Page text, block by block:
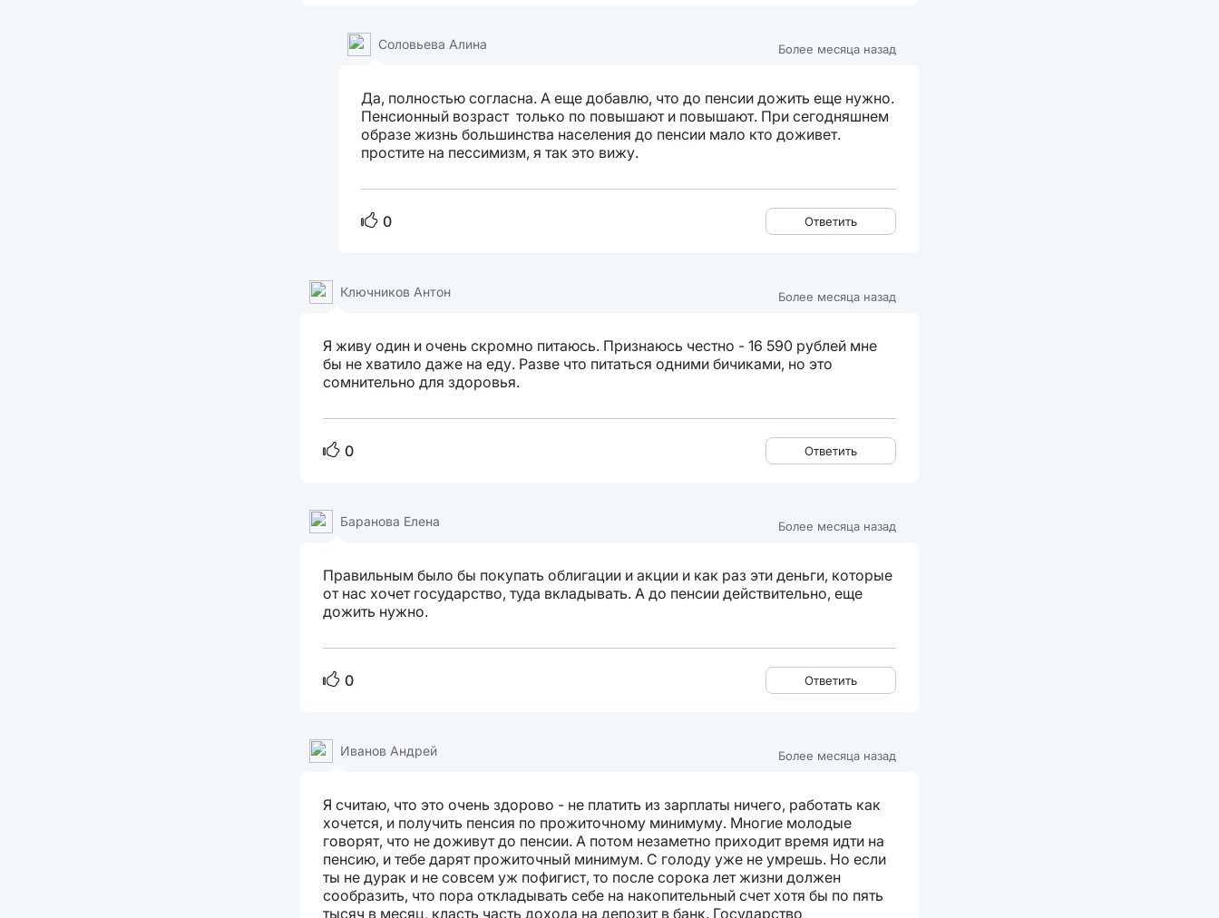
Более месяца назад
Соловьева Алина
Да, полностью согласна. А еще добавлю, что до пенсии дожить еще нужно.
Пенсионный возраст только по повышают и повышают. При сегодняшнем
образе жизнь большинства населения до пенсии мало кто доживет.
простите на пессимизм, я так это вижу.
0 Ответить
Более месяца назад
Ключников Антон
Я живу один и очень скромно питаюсь. Признаюсь честно - 16 590 рублей мне
бы не хватило даже на еду. Разве что питаться одними бичиками, но это
сомнительно для здоровья.
0 Ответить
Более месяца назад
Баранова Елена
Правильным было бы покупать облигации и акции и как раз эти деньги, которые
от нас хочет государство, туда вкладывать. А до пенсии действительно, еще
дожить нужно.
0 Ответить
Более месяца назад
Иванов Андрей
Я считаю, что это очень здорово - не платить из зарплаты ничего, работать как
хочется, и получить пенсия по прожиточному минимуму. Многие молодые
говорят, что не доживут до пенсии. А потом незаметно приходит время идти на
пенсию, и тебе дарят прожиточный минимум. С голоду уже не умрешь. Но если
ты не дурак и не совсем уж пофигист, то после сорока лет жизни должен
сообразить, что пора откладывать себе на накопительный счет хотя бы по пять
тысяч в месяц, класть часть дохода на депозит в банк. Государство